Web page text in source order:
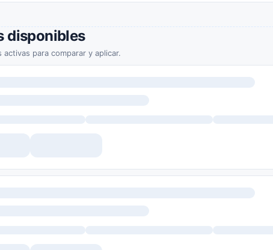
disponibles
para comparar y aplicar.